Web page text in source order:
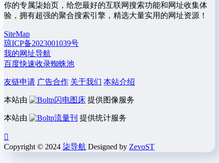
你的专属柒始页，给您最好的互联网搜索功能和网址收集体
验，拥有超强的聚合搜索引擎，精选大量实用的网址资源！
SiteMap
琼ICP备2023001039号
我的网址导航
百度快速收录蜘蛛池
友链申请 广告合作 关于我们 本站介绍
本站由 闪电图床 提供图像服务
本站由 流量刊 提供统计服务
Copyright © 2024 柒导航 Designed by ZevoST